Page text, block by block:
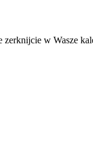
w Wasze